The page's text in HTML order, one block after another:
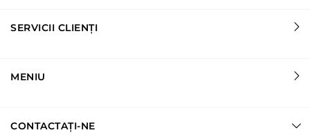
SERVICII CLIENȚI
MENIU
CONTACTAȚI-NE